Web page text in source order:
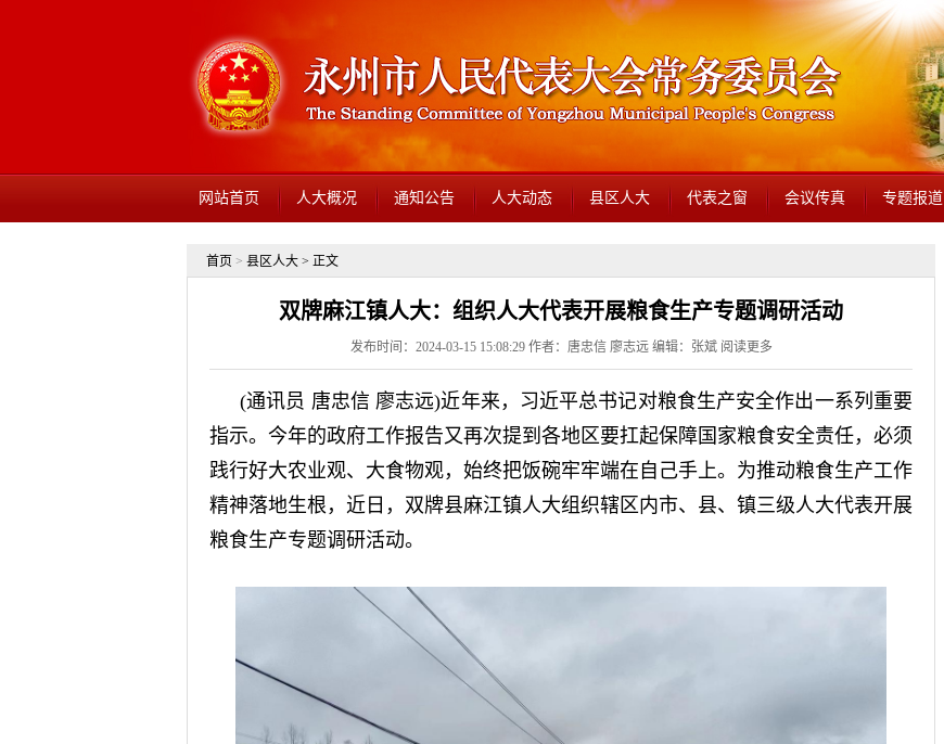
网站首页 人大概况 通知公告 人大动态 县区人大 代表之窗 会议传真 专题报道
首页 > 县区人大 > 正文
双牌麻江镇人大：组织人大代表开展粮食生产专题调研活动
发布时间：2024-03-15 15:08:29 作者：唐忠信 廖志远 编辑：张斌 阅读更多
(通讯员 唐忠信 廖志远)近年来，习近平总书记对粮食生产安全作出一系列重要
指示。今年的政府工作报告又再次提到各地区要扛起保障国家粮食安全责任，必须
践行好大农业观、大食物观，始终把饭碗牢牢端在自己手上。为推动粮食生产工作
精神落地生根，近日，双牌县麻江镇人大组织辖区内市、县、镇三级人大代表开展
粮食生产专题调研活动。